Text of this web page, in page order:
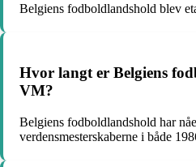
Belgiens fodboldlandshold blev
Hvor langt er Belgiens
VM?
Belgiens fodboldlandshold har
verdensmesterskaberne i både